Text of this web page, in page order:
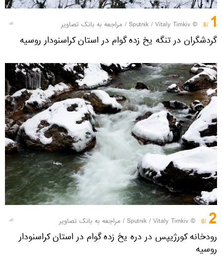
1
/8
© Sputnik / Vitaly Timkiv
/ مراجعه به بانک تصاویر
گردشگران در تنگه یخ زده گوام در استان کراسنودار روسیه
2
/8
© Sputnik / Vitaly Timkiv
/ مراجعه به بانک تصاویر
رودخانه کورژیپس در دره یخ زده گوام در استان کراسنودار
روسیه